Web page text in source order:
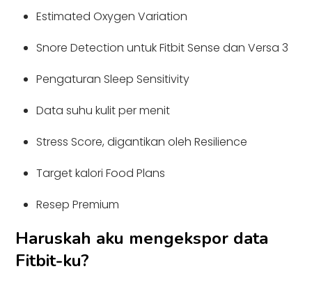
Estimated Oxygen Variation
Snore Detection untuk Fitbit Sense dan Versa 3
Pengaturan Sleep Sensitivity
Data suhu kulit per menit
Stress Score, digantikan oleh Resilience
Target kalori Food Plans
Resep Premium
Haruskah aku mengekspor data
Fitbit-ku?